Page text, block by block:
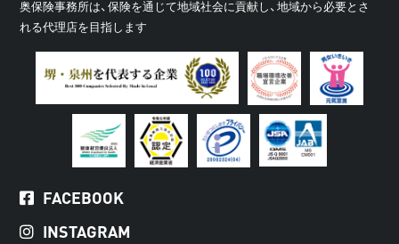
奥保険事務所は、保険を通じて地域社会に貢献し、地域から必要とさ
れる代理店を目指します
FACEBOOK
INSTAGRAM